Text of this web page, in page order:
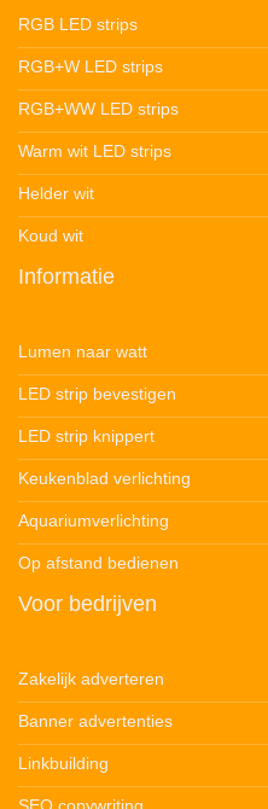
RGB LED strips
RGB+W LED strips
RGB+WW LED strips
Warm wit LED strips
Helder wit
Koud wit
Informatie
Lumen naar watt
LED strip bevestigen
LED strip knippert
Keukenblad verlichting
Aquariumverlichting
Op afstand bedienen
Voor bedrijven
Zakelijk adverteren
Banner advertenties
Linkbuilding